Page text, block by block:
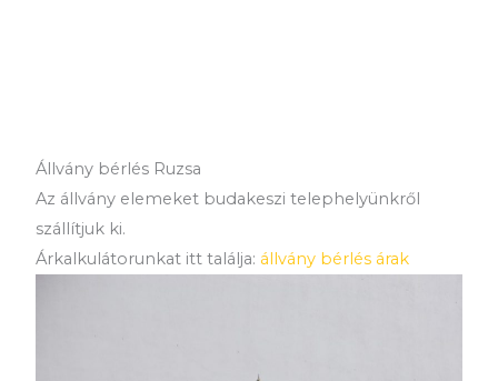
Állvány bérlés Ruzsa
Az állvány elemeket budakeszi telephelyünkről
szállítjuk ki.
Árkalkulátorunkat itt találja: állvány bérlés árak